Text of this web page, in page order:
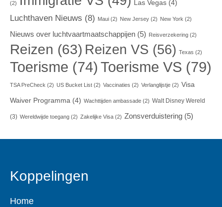
(2) Las Vegas (4)
Luchthaven Nieuws (8) Maui (2) New Jersey (2) New York (2)
Nieuws over luchtvaartmaatschappijen (5) Reisverzekering (2)
Reizen (63) Reizen VS (56) Texas (2)
Toerisme (74) Toerisme VS (79)
TSA PreCheck (2) US Bucket List (2) Vaccinaties (2) Verlanglijstje (2) Visa
Waiver Programma (4) Wachttijden ambassade (2) Walt Disney Wereld
(3) Wereldwijde toegang (2) Zakelijke Visa (2) Zonsverduistering (5)
Koppelingen
Home